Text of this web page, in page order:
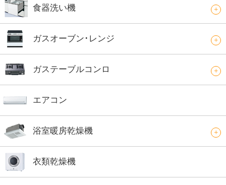
食器洗い機
ガスオーブン･レンジ
ガステーブルコンロ
エアコン
浴室暖房乾燥機
衣類乾燥機